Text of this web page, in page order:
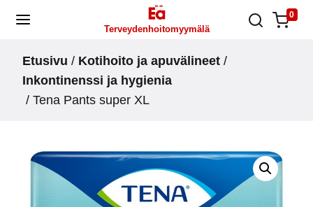
Skip
Terveydenhoitomyymälä
0
Etusivu / Kotihoito ja apuvälineet /
Inkontinenssi ja hygienia
/ Tena Pants super XL